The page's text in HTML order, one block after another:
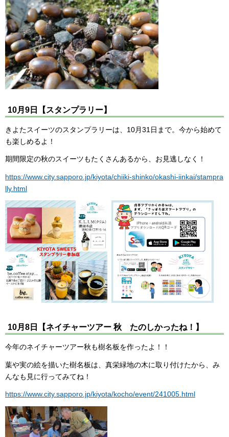
10月9日【スタンプラリー】
きよたスイーツのスタンプラリーは、10月31日まで。今から始めて
も楽しめるよ！
期間限定の秋のスイーツもたくさんあるから、お見逃しなく！
https://www.city.sapporo.jp/kiyota/chiiki-shinko/okashi-iinkai/stampra
lly.html
10月8日【ネイチャーツアー 秋 たのしかったね！】
今年のネイチャーツアー秋も樹名板を作ったよ！！
葉や実の絵を描いた樹名板は、真栄緑地の木に取り付けたから、み
んなも見に行ってみてね！
https://www.city.sapporo.jp/kiyota/kocho/event/241005.html